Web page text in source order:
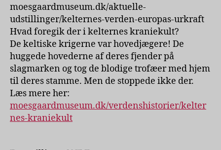
moesgaardmuseum.dk/aktuelle-
udstillinger/kelternes-verden-europas-urkraft
Hvad foregik der i kelternes kraniekult?
De keltiske krigerne var hovedjægere! De
huggede hovederne af deres fjender på
slagmarken og tog de blodige trofæer med hjem
til deres stamme. Men de stoppede ikke der.
Læs mere her:
moesgaardmuseum.dk/verdenshistorier/kelter
nes-kraniekult